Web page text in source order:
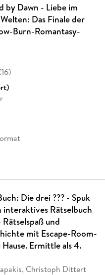
by Dawn - Liebe im
Das Finale der
Burn-Romantasy-
(16)
Die drei ??? - Spuk
interaktives Rätselbuch
Rätselspaß und
mit Escape-Room-
Ermittle als 4.
Christoph Dittert